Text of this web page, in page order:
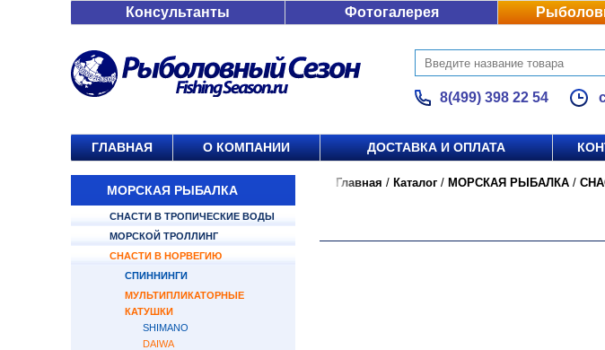
Консультанты Фотогалерея
8(499) 398 22 54
ГЛАВНАЯ О КОМПАНИИ ДОСТАВКА И ОПЛАТА
МОРСКАЯ РЫБАЛКА
СНАСТИ В ТРОПИЧЕСКИЕ ВОДЫ
МОРСКОЙ ТРОЛЛИНГ
СНАСТИ В НОРВЕГИЮ
СПИННИНГИ
МУЛЬТИПЛИКАТОРНЫЕ
КАТУШКИ
SHIMANO
DAIWA
Главная / Каталог / МОРСКАЯ РЫБАЛКА /